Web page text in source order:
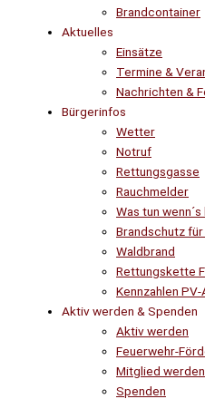
Brandcontainer
Aktuelles
Einsätze
Termine &
Nachrichten &
Bürgerinfos
Wetter
Notruf
Rettungsgasse
Rauchmelder
Was tun
Brandschutz
Waldbrand
Rettungskette
Kennzahlen PV-
Aktiv werden & Spenden
Aktiv werden
Feuerwehr-
Mitglied werden
Spenden